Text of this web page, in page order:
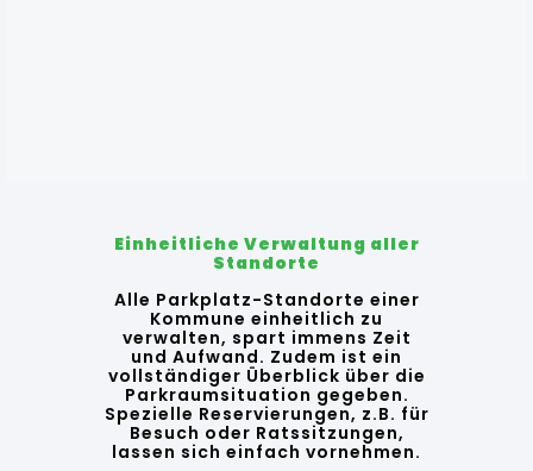
Einheitliche Verwaltung aller
Standorte
Alle Parkplatz-Standorte einer
Kommune einheitlich zu
verwalten, spart immens Zeit
und Aufwand. Zudem ist ein
vollständiger Überblick über die
Parkraumsituation gegeben.
Spezielle Reservierungen, z.B. für
Besuch oder Ratssitzungen,
lassen sich einfach vornehmen.